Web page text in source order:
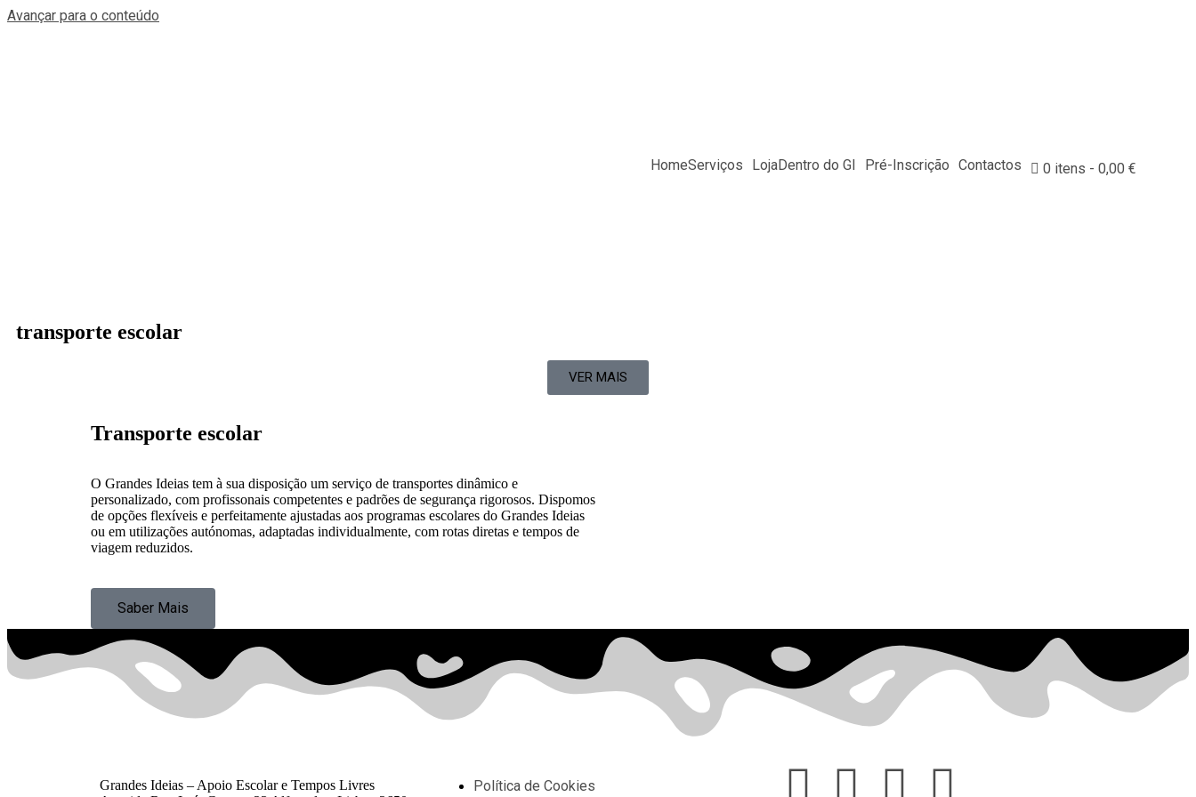
Avançar para o conteúdo
HomeServiços LojaDentro do GI Pré-Inscrição Contactos 0 itens 0,00 €
transporte escolar
VER MAIS
Transporte escolar
O Grandes Ideias tem à sua disposição um serviço de transportes dinâmico e
personalizado, com profissonais competentes e padrões de segurança rigorosos. Dispomos
de opções flexíveis e perfeitamente ajustadas aos programas escolares do Grandes Ideias
ou em utilizações autónomas, adaptadas individualmente, com rotas diretas e tempos de
viagem reduzidos.
Saber Mais
Grandes Ideias – Apoio Escolar e Tempos Livres
Política de Cookies